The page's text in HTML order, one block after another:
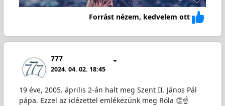
Forrást nézem, kedvelem ott
777
2024. 04. 02. 18:45
19 éve, 2005. április 2-án halt meg Szent II. János Pál
pápa. Ezzel az idézettel emlékezünk meg Róla 👏☝️